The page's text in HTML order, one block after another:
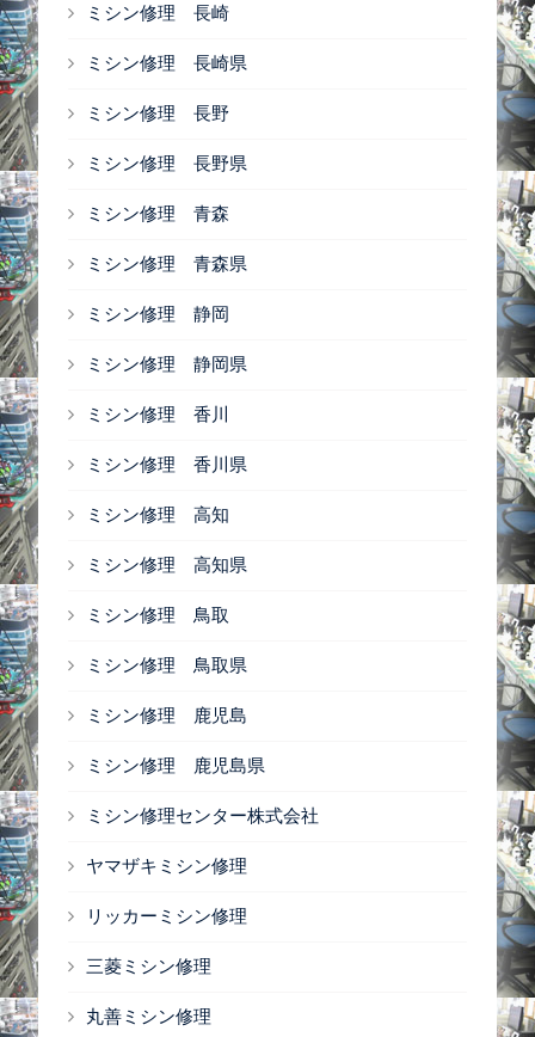
ミシン修理 長崎
ミシン修理 長崎県
ミシン修理 長野
ミシン修理 長野県
ミシン修理 青森
ミシン修理 青森県
ミシン修理 静岡
ミシン修理 静岡県
ミシン修理 香川
ミシン修理 香川県
ミシン修理 高知
ミシン修理 高知県
ミシン修理 鳥取
ミシン修理 鳥取県
ミシン修理 鹿児島
ミシン修理 鹿児島県
ミシン修理センター株式会社
ヤマザキミシン修理
リッカーミシン修理
三菱ミシン修理
丸善ミシン修理